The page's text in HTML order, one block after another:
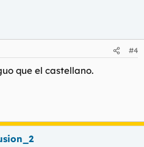
#4
que el castellano.